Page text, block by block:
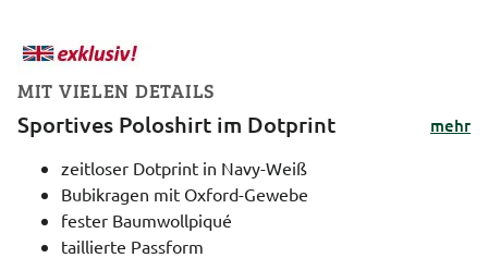
MIT VIELEN DETAILS
Sportives Poloshirt im Dotprint
mehr
zeitloser Dotprint in Navy-Weiß
Bubikragen mit Oxford-Gewebe
fester Baumwollpiqué
taillierte Passform